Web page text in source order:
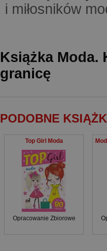
i miłosników
Książka Moda.
granicę
PODOBNE
Top Girl Moda
Opracowanie Zbiorowe